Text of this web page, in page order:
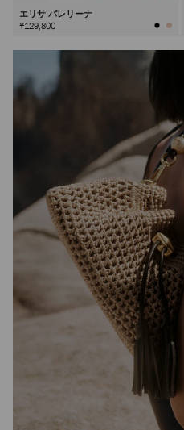
エリサ バレリーナ
¥129,800